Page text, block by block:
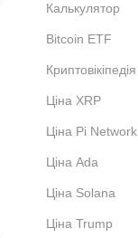
Калькулятор
Bitcoin ETF
Криптовікіпедія
Ціна XRP
Ціна Pi Network
Ціна Ada
Ціна Solana
Ціна Trump